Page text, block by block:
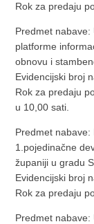
Rok za predaju
Predmet nabave:
platforme
obnovu i
Evidencijski broj
Rok za predaju
u 10,00 sati.
Predmet
1.pojedinačne
županiji u gradu
Evidencijski broj
Rok za predaju
Predmet nabave: